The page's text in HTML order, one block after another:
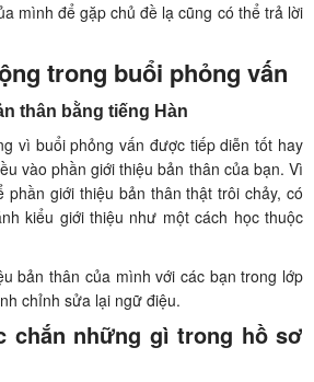
mình để gặp chủ đề lạ cũng có thể trả lời
trong buổi phỏng vấn
thân bằng tiếng Hàn
vì buổi phỏng vấn được tiếp diễn tốt hay
vào phần giới thiệu bản thân của bạn. Vì
phần giới thiệu bản thân thật trôi chảy, có
kiểu giới thiệu như một cách học thuộc
bản thân của mình với các bạn trong lớp
chỉnh sửa lại ngữ điệu.
chắn những gì trong hồ sơ